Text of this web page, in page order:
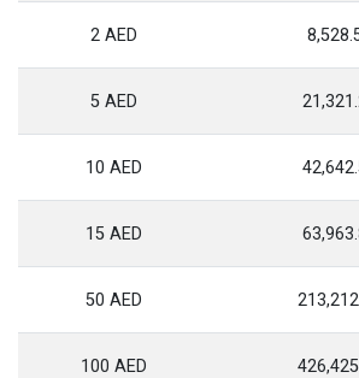
2 AED
5 AED
10 AED
15 AED
50 AED
100 AED